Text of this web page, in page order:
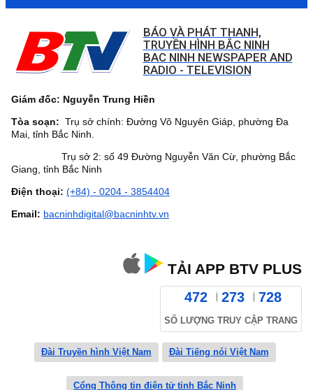
BÁO VÀ PHÁT THANH,
TRUYỀN HÌNH BẮC NINH
BAC NINH NEWSPAPER AND
RADIO - TELEVISION
Giám đốc: Nguyễn Trung Hiền
Tòa soạn: Trụ sở chính: Đường Võ Nguyên Giáp, phường Đa
Mai, tỉnh Bắc Ninh.
Trụ sở 2: số 49 Đường Nguyễn Văn Cừ, phường Bắc
Giang, tỉnh Bắc Ninh
Điện thoại: (+84) - 0204 - 3854404
Email: bacninhdigital@bacninhtv.vn
TẢI APP BTV PLUS
472 273 728
SỐ LƯỢNG TRUY CẬP TRANG
Đài Truyền hình Việt Nam Đài Tiếng nói Việt Nam
Cổng Thông tin điện tử tỉnh Bắc Ninh